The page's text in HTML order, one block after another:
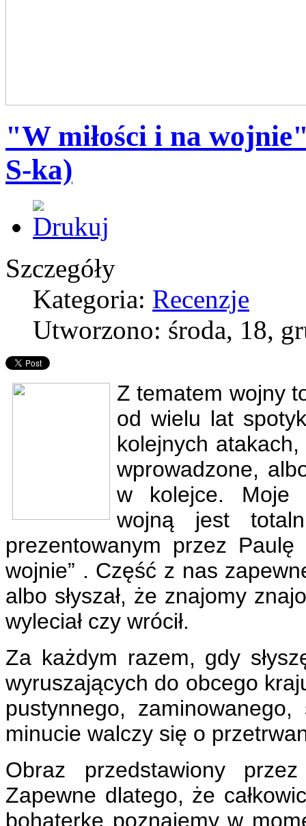
"W miłości i na
S-ka)
Szczegóły
Kategoria: Recenzje
Utworzono: środa, 18,
Z tematem wojny
od wielu lat
kolejnych
wprowadzone,
w kolejce. Moje
wojną jest
prezentowanym przez
wojnie” . Część z nas
albo słyszał, że znajomy
wyleciał czy wrócił.
Za każdym razem, gdy
wyruszających do obcego
pustynnego,
minucie walczy się o
Obraz przedstawiony
Zapewne dlatego, że
bohaterkę poznajemy w